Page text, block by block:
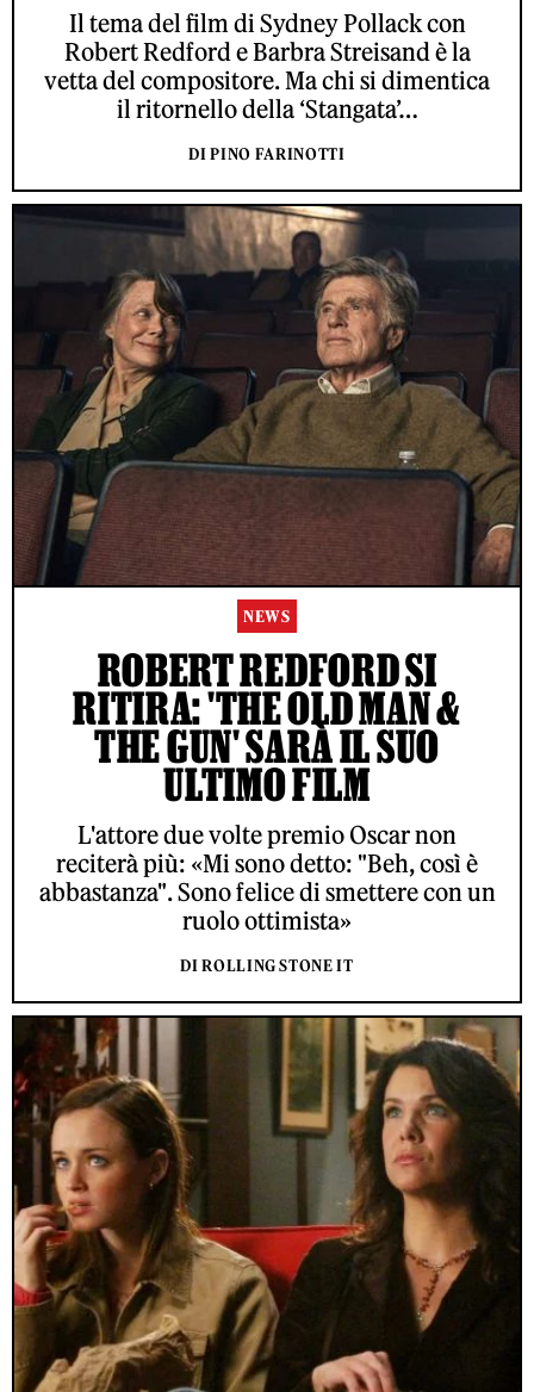
Il tema del film di Sydney Pollack con
Robert Redford e Barbra Streisand è la
vetta del compositore. Ma chi si dimentica
il ritornello della ‘Stangata’…
DI PINO FARINOTTI
NEWS
ROBERT REDFORD SI
RITIRA: 'THE OLD MAN &
THE GUN' SARÀ IL SUO
ULTIMO FILM
L'attore due volte premio Oscar non
reciterà più: «Mi sono detto: "Beh, così è
abbastanza". Sono felice di smettere con un
ruolo ottimista»
DI ROLLING STONE IT